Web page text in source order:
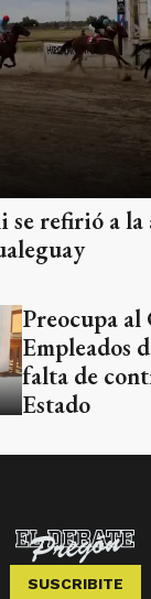
se refirió a
Preocupa
Empleados
falta de
Estado
SUSCRIBITE